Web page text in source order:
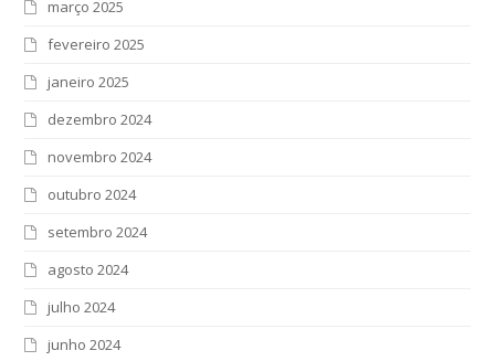
março 2025
fevereiro 2025
janeiro 2025
dezembro 2024
novembro 2024
outubro 2024
setembro 2024
agosto 2024
julho 2024
junho 2024